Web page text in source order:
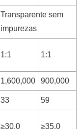
Transparente sem
impurezas
1:1 1:1
1,600,000 900,000
33 59
≥30.0 ≥35.0